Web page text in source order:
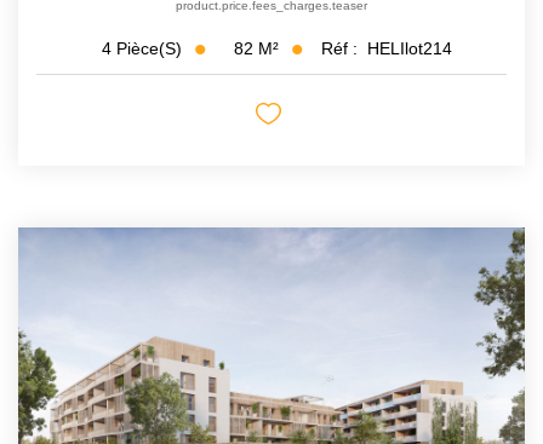
product.price.fees_charges.teaser
4 Pièce(s) 82 M² Réf : HELIlot214